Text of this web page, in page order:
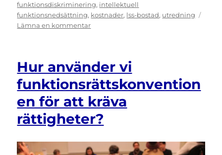
funktionsdiskriminering, intellektuell
funktionsnedsättning, kostnader, lss-bostad, utredning
Lämna en kommentartill
minus
månad”
Hur använder vi
funktionsrättskonvention
en för att kräva
rättigheter?